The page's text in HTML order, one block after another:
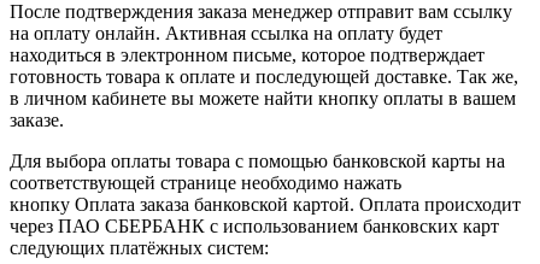
После подтверждения заказа менеджер отправит вам ссылку
на оплату онлайн. Активная ссылка на оплату будет
находиться в электронном письме, которое подтверждает
готовность товара к оплате и последующей доставке. Так же,
в личном кабинете вы можете найти кнопку оплаты в вашем
заказе.
Для выбора оплаты товара с помощью банковской карты на
соответствующей странице необходимо нажать
кнопку Оплата заказа банковской картой. Оплата происходит
через ПАО СБЕРБАНК с использованием банковских карт
следующих платёжных систем: